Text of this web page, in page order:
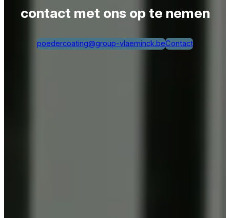
contact met ons op te nemen
poedercoating@group-vlaeminck.beContact